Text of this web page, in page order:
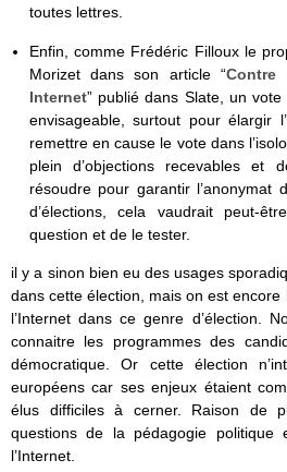
toutes lettres.
Enfin, comme Frédéric Filloux le
Morizet dans son article “Contre
Internet” publié dans Slate, un
envisageable, surtout pour élargir
remettre en cause le vote dans
plein d’objections recevables et
résoudre pour garantir
d’élections, cela vaudrait peut-
question et de le tester.
il y a sinon bien eu des usages
dans cette élection, mais on est encore
l’Internet dans ce genre d’élection.
connaitre les programmes des
démocratique. Or cette élection
européens car ses enjeux étaient
élus difficiles à cerner. Raison de
questions de la pédagogie politique
l’Internet.